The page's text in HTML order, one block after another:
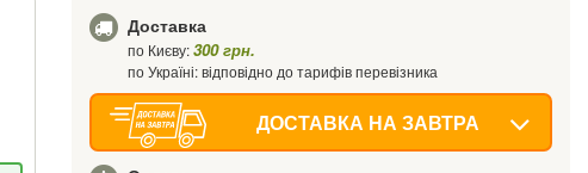
Доставка
по Києву:300 грн.
по Україні: відповідно до тарифів перевізника
ДОСТАВКА НА ЗАВТРА